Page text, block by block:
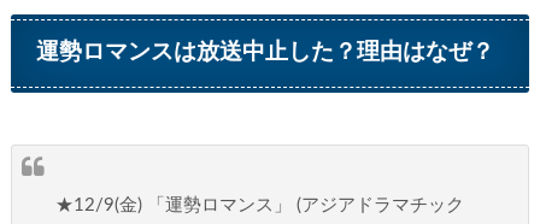
運勢ロマンスは放送中止した？理由はなぜ？
★12/9(金) 「運勢ロマンス」 (アジアドラマチック